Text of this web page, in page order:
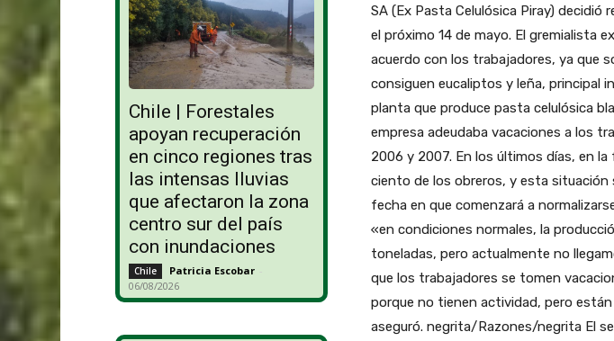
Chile | Forestales
apoyan recuperación
en cinco regiones tras
las intensas lluvias
que afectaron la zona
centro sur del país
con inundaciones
Chile Patricia Escobar -
06/08/2026
SA (Ex Pasta Celulósica Piray) decidió
el próximo 14 de mayo. El gremialista
acuerdo con los trabajadores, ya que
consiguen eucaliptos y leña, principal
planta que produce pasta celulósica
empresa adeudaba vacaciones a los
2006 y 2007. En los últimos días, en
ciento de los obreros, y esta situación
fecha en que comenzará a
«en condiciones normales, la
toneladas, pero actualmente no
que los trabajadores se tomen
porque no tienen actividad, pero
aseguró. negrita/Razones/negrita El